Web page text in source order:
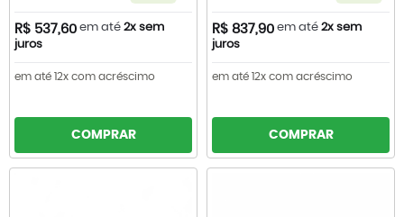
R$ 537,60 em até 2x sem
juros
em até 12x com acréscimo
COMPRAR
R$ 837,90 em até 2x sem
juros
em até 12x com acréscimo
COMPRAR